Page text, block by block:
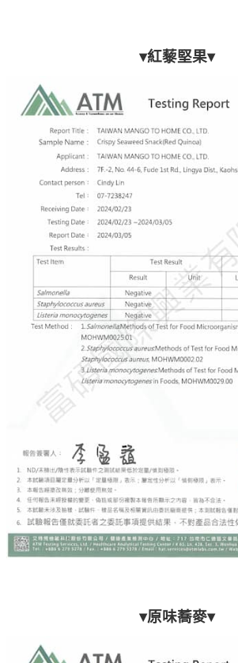
▾紅藜堅果▾
▾原味蕎麥▾